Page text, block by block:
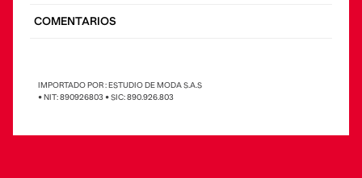
COMENTARIOS
IMPORTADO POR : ESTUDIO DE MODA S.A.S
• NIT: 890926803 • SIC: 890.926.803